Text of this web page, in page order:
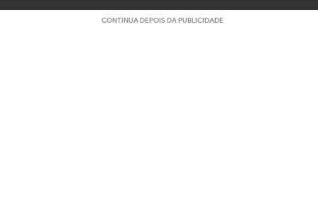
CONTINUA DEPOIS DA PUBLICIDADE